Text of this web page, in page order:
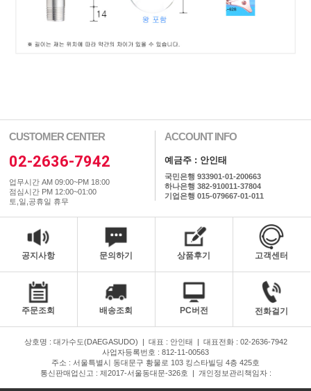
CUSTOMER CENTER
02-2636-7942
업무시간 AM 09:00~PM 18:00
점심시간 PM 12:00~01:00
토,일,공휴일 휴무
ACCOUNT INFO
예금주 : 안인태
국민은행 933901-01-200663
하나은행 382-910011-37804
기업은행 015-079667-01-011
공지사항 문의하기 상품후기 고객센터
주문조회 배송조회 PC버전 전화걸기
상호명 : 대가수도(DAEGASUDO) 대표 : 안인태
대표전화 : 02-2636-7942
사업자등록번호 : 812-11-00563
주소 : 서울특별시 동대문구 황물로 103 킹스타빌딩 4층 425호
통신판매업신고 : 제2017-서울동대문-326호
개인정보관리책임자 :